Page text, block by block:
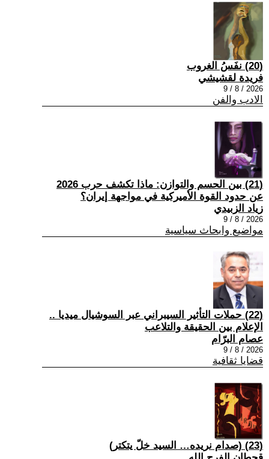
(20) نفَسُ الغروب
فريدة لقشيشي
2026 / 8 / 9
الادب والفن
(21) بين الحسم والتوازن: ماذا تكشف حرب 2026
عن حدود القوة الأميركية في مواجهة إيران؟
زياد الزبيدي
2026 / 8 / 9
مواضيع وابحاث سياسية
(22) حملات التأثير السيبراني عبر السوشيال ميديا ..
الإعلام بين الحقيقة والتلاعب
عصام البرّام
2026 / 8 / 9
قضايا ثقافية
(23) (صدام نريده… السيد خلّ يتكتر)